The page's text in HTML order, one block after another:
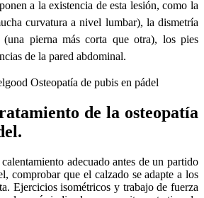
a la existencia de esta lesión, como la
curvatura a nivel lumbar), la dismetría
(una pierna más corta que otra), los pies
de la pared abdominal.
de la osteopatía
adecuado antes de un partido
comprobar que el calzado se adapte a los
Ejercicios isométricos y trabajo de fuerza